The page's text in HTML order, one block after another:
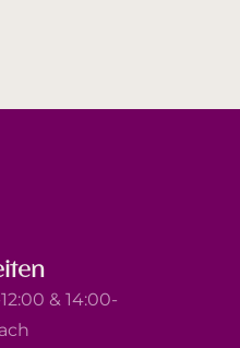
& 14:00-